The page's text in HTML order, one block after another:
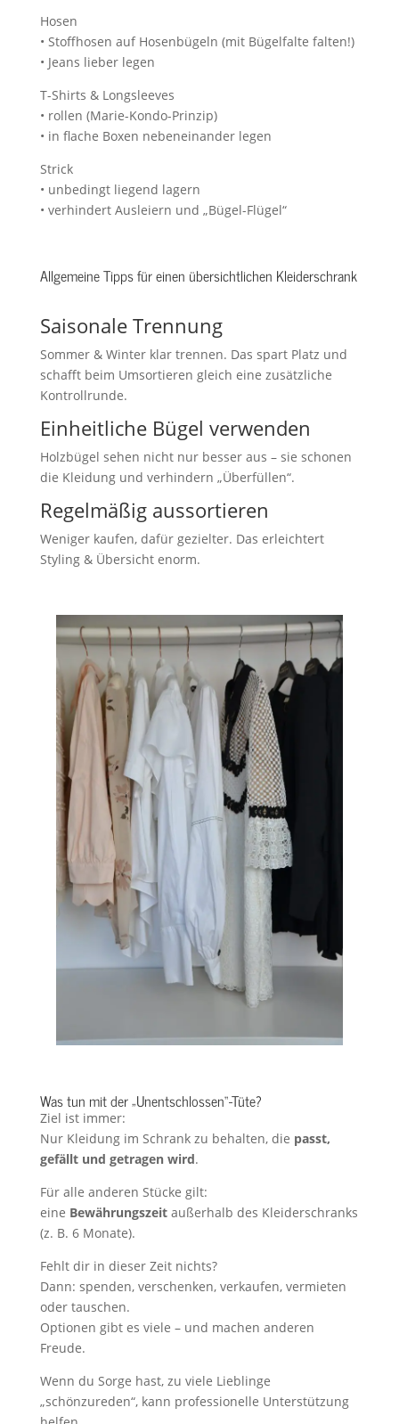
Hosen
• Stoffhosen auf Hosenbügeln (mit Bügelfalte falten!)
• Jeans lieber legen
T-Shirts & Longsleeves
• rollen (Marie-Kondo-Prinzip)
• in flache Boxen nebeneinander legen
Strick
• unbedingt liegend lagern
• verhindert Ausleiern und „Bügel-Flügel“
Allgemeine Tipps für einen übersichtlichen Kleiderschrank
Saisonale Trennung
Sommer & Winter klar trennen. Das spart Platz und
schafft beim Umsortieren gleich eine zusätzliche
Kontrollrunde.
Einheitliche Bügel verwenden
Holzbügel sehen nicht nur besser aus – sie schonen
die Kleidung und verhindern „Überfüllen“.
Regelmäßig aussortieren
Weniger kaufen, dafür gezielter. Das erleichtert
Styling & Übersicht enorm.
Was tun mit der „Unentschlossen“-Tüte?
Ziel ist immer:
Nur Kleidung im Schrank zu behalten, die passt,
gefällt und getragen wird.
Für alle anderen Stücke gilt:
eine Bewährungszeitaußerhalb des Kleiderschranks
(z. B. 6 Monate).
Fehlt dir in dieser Zeit nichts?
Dann: spenden, verschenken, verkaufen, vermieten
oder tauschen.
Optionen gibt es viele – und machen anderen
Freude.
Wenn du Sorge hast, zu viele Lieblinge
„schönzureden“, kann professionelle Unterstützung